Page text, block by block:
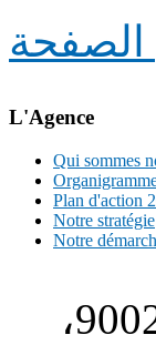
الصفحة
L'Agence
Qui sommes
Plan d'action
Notre stratégie
Notre
الطبري ص.ب. 1196، الحي الاداري، الرمز البريدي 90020،